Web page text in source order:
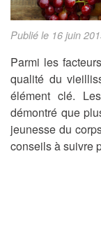
Publié le 16 juin
Parmi les
qualité du
élément clé.
démontré que
jeunesse du
conseils à suivre